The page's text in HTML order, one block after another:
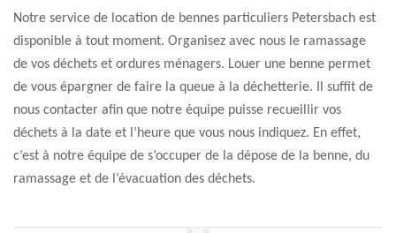
Notre service de location de bennes particuliers Petersbach est
disponible à tout moment. Organisez avec nous le ramassage
de vos déchets et ordures ménagers. Louer une benne permet
de vous épargner de faire la queue à la déchetterie. Il suffit de
nous contacter afin que notre équipe puisse recueillir vos
déchets à la date et l’heure que vous nous indiquez. En effet,
c’est à notre équipe de s’occuper de la dépose de la benne, du
ramassage et de l’évacuation des déchets.